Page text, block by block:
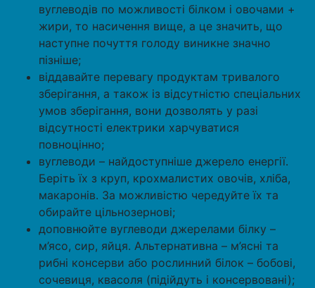
вуглеводів по можливості білком і овочами +
жири, то насичення вище, а це значить, що
наступне почуття голоду виникне значно
пізніше;
віддавайте перевагу продуктам тривалого
зберігання, а також із відсутністю спеціальних
умов зберігання, вони дозволять у разі
відсутності електрики харчуватися
повноцінно;
вуглеводи – найдоступніше джерело енергії.
Беріть їх з круп, крохмалистих овочів, хліба,
макаронів. За можливістю чередуйте їх та
обирайте цільнозернові;
доповнюйте вуглеводи джерелами білку –
м’ясо, сир, яйця. Альтернативна – м’ясні та
рибні консерви або рослинний білок – бобові,
сочевиця, квасоля (підійдуть і консервовані);